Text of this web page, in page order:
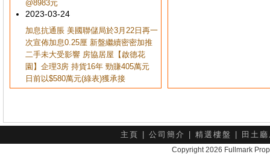
@8983元
2023-03-24
加息抗通脹 美國聯儲局於3月22日再一
次宣佈加息0.25厘 新盤繼續密密加推
二手未大受影響 房協居屋【啟德花
園】企理3房 持貨16年 勁賺405萬元
日前以$580萬元(綠表)獲承接
主頁 公司簡介 精選樓盤 田土
Copyright 2026 Fullmark